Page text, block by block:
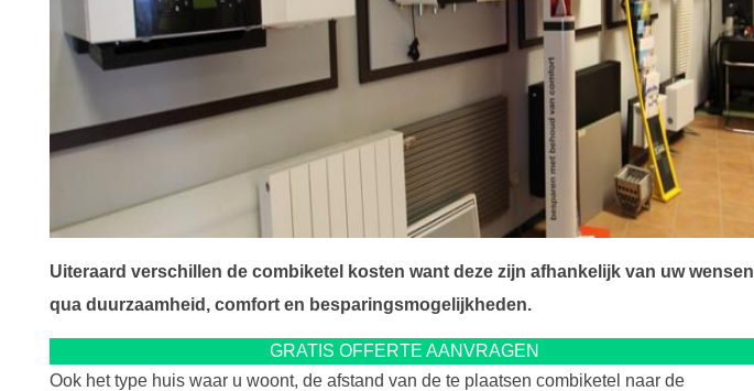
Uiteraard verschillen de combiketel kosten want deze zijn afhankelijk van uw wensen
qua duurzaamheid, comfort en besparingsmogelijkheden.
GRATIS OFFERTE AANVRAGEN
Ook het type huis waar u woont, de afstand van de te plaatsen combiketel naar de